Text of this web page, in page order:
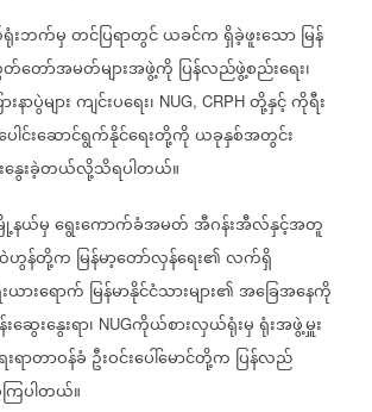
းဘက်မှတင်ပြရာတွင်ယခင်ကရှိခဲ့ဖူးသောမြန်
တော်အမတ်များအဖွဲ့ကို ပြန်လည်ဖွဲ့စည်းရေး၊
းနာပွဲများကျင်းပရေး၊ NUG, CRPH တို့နှင့်ကိုရီး
ေါင်းဆောင်ရွက်နိုင်ရေးတို့ကိုယခုနှစ်အတွင်း
နွေးခဲ့တယ်လို့သိရပါတယ်။
နယ်မှရွေးကောက်ခံအမတ်အီဂန်းအီလ်နှင့်အတူ
ဟွန်တို့က မြန်မာ့တော်လှန်ရေး၏လက်ရှိ
ယားရောက် မြန်မာနိုင်ငံသားများ၏အခြေအနေကို
းဆွေးနွေးရာ၊ NUGကိုယ်စားလှယ်ရုံးမှရုံးအဖွဲ့မှူး
ရာတာဝန်ခံ ဦးဝင်းပေါ်မောင်တို့က ပြန်လည်
ကြပါတယ်။